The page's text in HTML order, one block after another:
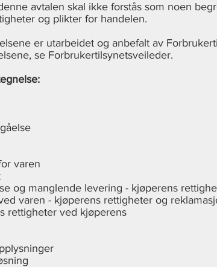
avtalen skal ikke forstås som noen
og plikter for handelen.
er utarbeidet og anbefalt av
se Forbrukertilsynetsveileder.
varen
og manglende levering - kjøperens
varen - kjøperens rettigheter og
rettigheter ved kjøperens